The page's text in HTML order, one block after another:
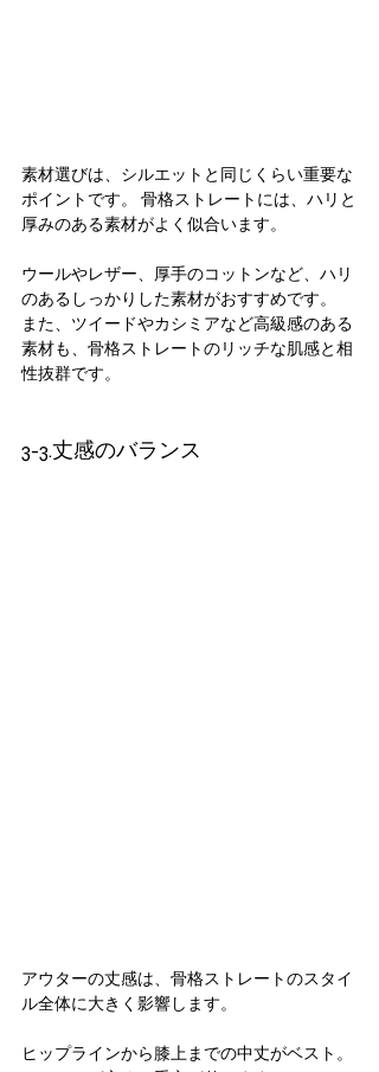
素材選びは、シルエットと同じくらい重要な
ポイントです。 骨格ストレートには、ハリと
厚みのある素材がよく似合います。
ウールやレザー、厚手のコットンなど、ハリ
のあるしっかりした素材がおすすめです。
また、ツイードやカシミアなど高級感のある
素材も、骨格ストレートのリッチな肌感と相
性抜群です。
3-3.丈感のバランス
アウターの丈感は、骨格ストレートのスタイ
ル全体に大きく影響します。
ヒップラインから膝上までの中丈がベスト。